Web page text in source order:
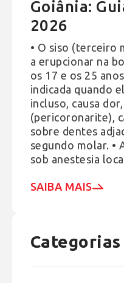
Categorias
Goiânia:
2026
• O siso (terceiro
a erupcionar na
os 17 e os 25
indicada quando
incluso, causa
(pericoronarite),
sobre dentes
segundo molar. •
sob anestesia
SAIBA MAIS